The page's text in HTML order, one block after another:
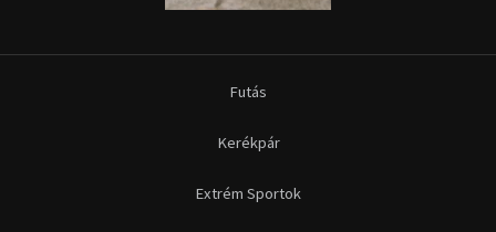
Futás
Kerékpár
Extrém Sportok